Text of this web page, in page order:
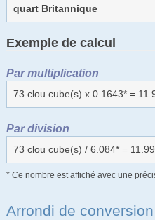
quart Britannique
Exemple de calcul
Par multiplication
73 clou cube(s) x 0.1643* =
Par division
73 clou cube(s) / 6.084* =
* Ce nombre est affiché avec une
Arrondi de conversion